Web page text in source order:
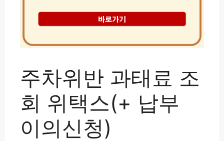
주차위반 과태료 조
회 위택스(+ 납부
이의신청)